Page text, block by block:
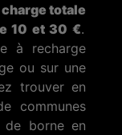
charge totale
10 et 30 €.
à recharge
ou sur une
trouver en
communes
de borne en